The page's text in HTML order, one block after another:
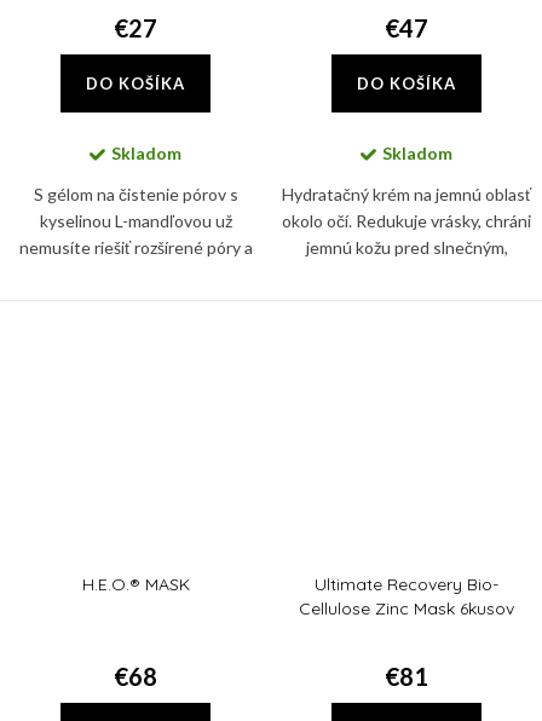
€27
DO KOŠÍKA
Skladom
S gélom na čistenie pórov s
kyselinou L-mandľovou už
nemusíte riešiť rozšírené póry a
€47
DO KOŠÍKA
Skladom
Hydratačný krém na jemnú oblasť
okolo očí. Redukuje vrásky, chráni
jemnú kožu pred slnečným,
H.E.O.® MASK
€68
Ultimate Recovery Bio-
Cellulose Zinc Mask 6kusov
€81